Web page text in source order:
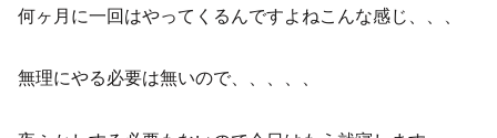
何ヶ月に一回はやってくるんですよねこんな感じ、、、
無理にやる必要は無いので、、、、、